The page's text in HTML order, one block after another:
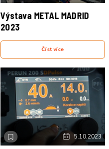
Výstava METAL MADRID
2023
Číst více
NOVINKA 5.10.2023